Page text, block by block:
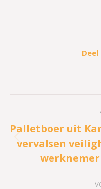
Palletboer uit
vervalsen